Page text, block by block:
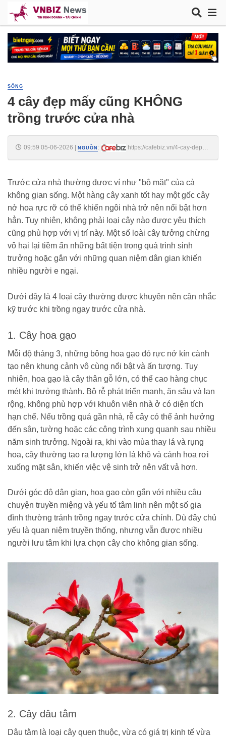
SỐNG
4 cây đẹp mấy cũng KHÔNG
trồng trước cửa nhà
09:59 05-06-2026 NGUỒN :
https://cafebiz.vn/4-cay-dep-
Trước cửa nhà thường được ví như "bộ mặt" của cả
không gian sống. Một hàng cây xanh tốt hay một gốc cây
nở hoa rực rỡ có thể khiến ngôi nhà trở nên nổi bật hơn
hẳn. Tuy nhiên, không phải loại cây nào được yêu thích
cũng phù hợp với vị trí này. Một số loài cây tưởng chừng
vô hại lại tiềm ẩn những bất tiện trong quá trình sinh
trưởng hoặc gắn với những quan niệm dân gian khiến
nhiều người e ngại.
Dưới đây là 4 loại cây thường được khuyên nên cân nhắc
kỹ trước khi trồng ngay trước cửa nhà.
1. Cây hoa gạo
Mỗi độ tháng 3, những bông hoa gạo đỏ rực nở kín cành
tạo nên khung cảnh vô cùng nổi bật và ấn tượng. Tuy
nhiên, hoa gạo là cây thân gỗ lớn, có thể cao hàng chục
mét khi trưởng thành. Bộ rễ phát triển mạnh, ăn sâu và lan
rộng, không phù hợp với khuôn viên nhà ở có diện tích
hạn chế. Nếu trồng quá gần nhà, rễ cây có thể ảnh hưởng
đến sân, tường hoặc các công trình xung quanh sau nhiều
năm sinh trưởng. Ngoài ra, khi vào mùa thay lá và rụng
hoa, cây thường tạo ra lượng lớn lá khô và cánh hoa rơi
xuống mặt sân, khiến việc vệ sinh trở nên vất vả hơn.
Dưới góc độ dân gian, hoa gạo còn gắn với nhiều câu
chuyện truyền miệng và yếu tố tâm linh nên một số gia
đình thường tránh trồng ngay trước cửa chính. Dù đây chủ
yếu là quan niệm truyền thống, nhưng vẫn được nhiều
người lưu tâm khi lựa chọn cây cho không gian sống.
2. Cây dâu tằm
Dâu tằm là loại cây quen thuộc, vừa có giá trị kinh tế vừa